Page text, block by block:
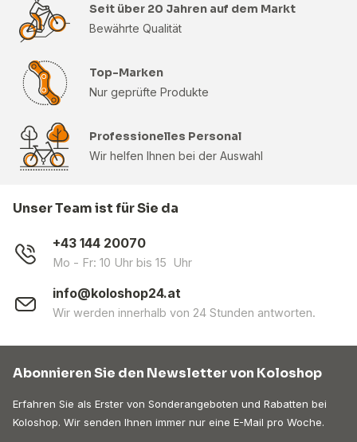
Seit über 20 Jahren auf dem Markt
Bewährte Qualität
Top-Marken
Nur geprüfte Produkte
Professionelles Personal
Wir helfen Ihnen bei der Auswahl
Unser Team ist für Sie da
+43 144 20070
Mo - Fr: 10 Uhr bis 15 Uhr
info@koloshop24.at
Wir werden innerhalb von 24 Stunden antworten.
Abonnieren Sie den Newsletter von Koloshop
Erfahren Sie als Erster von Sonderangeboten und Rabatten bei
Koloshop. Wir senden Ihnen immer nur eine E-Mail pro Woche.